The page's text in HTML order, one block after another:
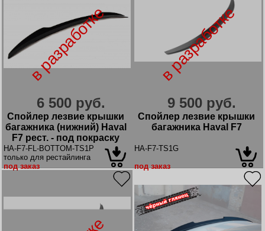
в разработке
6 500 руб.
Спойлер лезвие крышки
багажника (нижний) Haval
F7 рест. - под покраску
HA-F7-FL-BOTTOM-TS1P
только для рестайлинга
под заказ
в разработке
9 500 руб.
Спойлер лезвие крышки
багажника Haval F7
HA-F7-TS1G
под заказ